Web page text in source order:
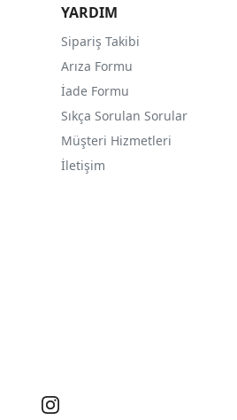
YARDIM
Sipariş Takibi
Arıza Formu
İade Formu
Sıkça Sorulan Sorular
Müşteri Hizmetleri
İletişim